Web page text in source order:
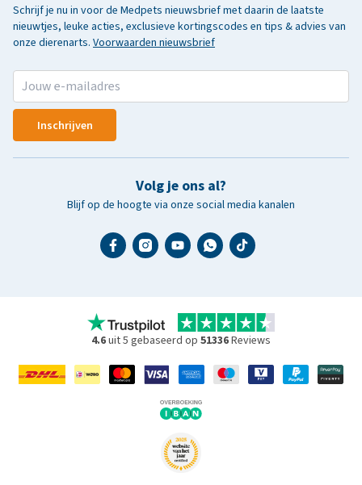
Schrijf je nu in voor de Medpets nieuwsbrief met daarin de laatste
nieuwtjes, leuke acties, exclusieve kortingscodes en tips & advies van
onze dierenarts. Voorwaarden nieuwsbrief
Inschrijven
Volg je ons al?
Blijf op de hoogte via onze social media kanalen
4.6uit 5 gebaseerd op 51336Reviews